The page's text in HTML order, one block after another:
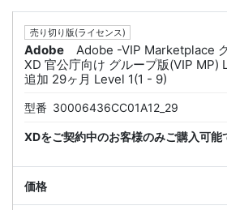
売り切り版(ライセンス)
Adobe
Adobe -VIP Marketplace
XD 官公庁向け グループ版(VIP MP)
追加 29ヶ月 Level 1(1 - 9)
型番 30006436CC01A12_29
XDをご契約中のお客様のみご購入可能